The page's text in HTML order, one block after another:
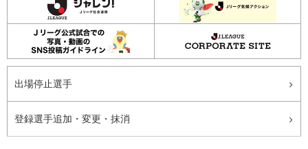
出場停止選手
登録選手追加・変更・抹消